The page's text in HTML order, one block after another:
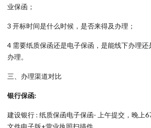
业保函；
3 开标时间是什么时候，是否来得及办理；
4 需要纸质保函还是电子保函，是能线下办理
办理。
三、办理渠道对比
银行保函:
建设银行 : 纸质保函电子保函- 上午提交，晚上
文件电子版+营业执照扫描件